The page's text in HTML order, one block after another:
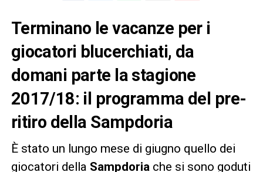
Terminano le vacanze per i
giocatori blucerchiati, da
domani parte la stagione
2017/18: il programma del pre-
ritiro della Sampdoria
È stato un lungo mese di giugno quello dei
giocatori della Sampdoria che si sono goduti